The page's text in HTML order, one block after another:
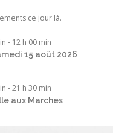
ce jour là.
- 12 h 00 min
15 août 2026
-21 h 30 min
aux Marches